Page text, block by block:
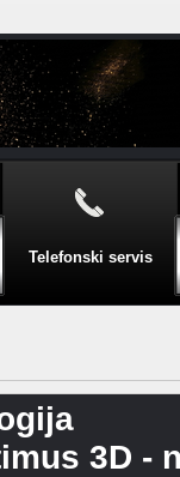
Telefonski servis
3D -